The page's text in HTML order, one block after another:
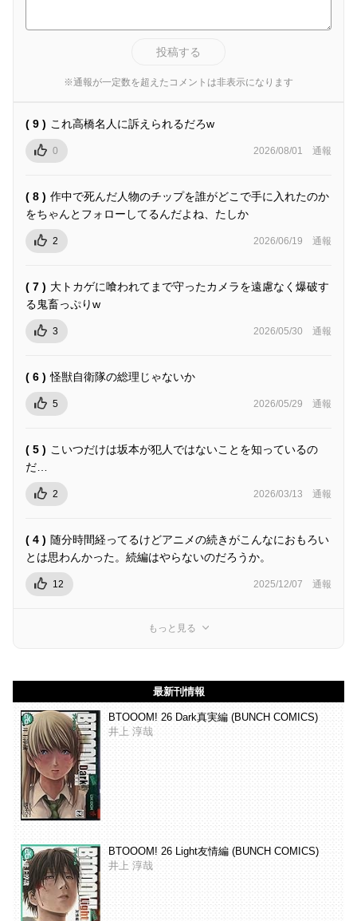
投稿する
※通報が一定数を超えたコメントは非表示になります
( 9 ) これ高橋名人に訴えられるだろw
0 2026/08/01 通報
( 8 ) 作中で死んだ人物のチップを誰がどこで手に入れたのか
をちゃんとフォローしてるんだよね、たしか
2 2026/06/19 通報
( 7 ) 大トカゲに喰われてまで守ったカメラを遠慮なく爆破す
る鬼畜っぷりw
3 2026/05/30 通報
( 6 ) 怪獣自衛隊の総理じゃないか
5 2026/05/29 通報
( 5 ) こいつだけは坂本が犯人ではないことを知っているの
だ…
2 2026/03/13 通報
( 4 ) 随分時間経ってるけどアニメの続きがこんなにおもろい
とは思わんかった。続編はやらないのだろうか。
12 2025/12/07 通報
もっと見る
最新刊情報
BTOOOM! 26 Dark真実編 (BUNCH COMICS)
井上 淳哉
BTOOOM! 26 Light友情編 (BUNCH COMICS)
井上 淳哉